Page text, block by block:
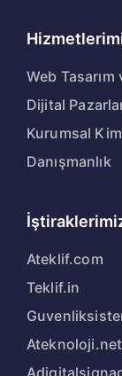
Web Tasarım
Dijital
Kurumsal
Danışmanlık
Ateklif.com
Teklif.in
Ateknoloji.net